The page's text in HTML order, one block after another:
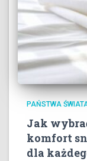
PAŃSTWA
Jak
komfort
dla